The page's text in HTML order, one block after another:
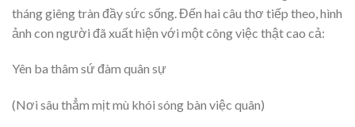
tháng giêng tràn đầy sức sống. Đến hai câu thơ tiếp theo, hình
ảnh con người đã xuất hiện với một công việc thật cao cả:
Yên ba thâm sứ đàm quân sự
(Nơi sâu thẳm mịt mù khói sóng bàn việc quân)